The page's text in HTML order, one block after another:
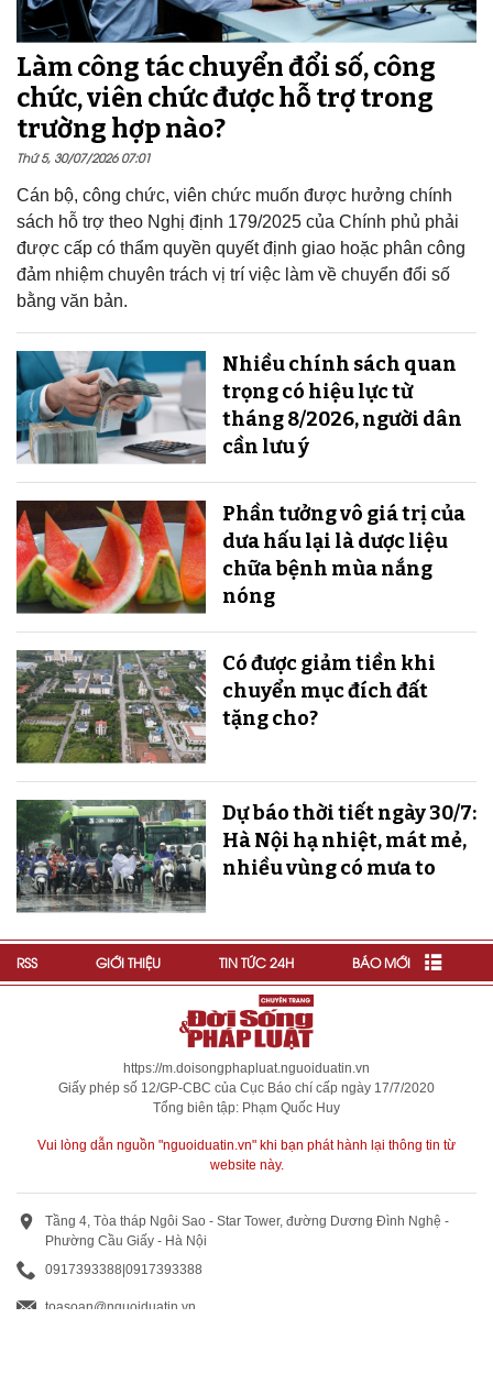
Làm công tác chuyển đổi số, công
chức, viên chức được hỗ trợ trong
trường hợp nào?
Thứ 5, 30/07/2026 07:01
Cán bộ, công chức, viên chức muốn được hưởng chính
sách hỗ trợ theo Nghị định 179/2025 của Chính phủ phải
được cấp có thẩm quyền quyết định giao hoặc phân công
đảm nhiệm chuyên trách vị trí việc làm về chuyển đổi số
bằng văn bản.
Nhiều chính sách quan
trọng có hiệu lực từ
tháng 8/2026, người dân
cần lưu ý
Phần tưởng vô giá trị của
dưa hấu lại là dược liệu
chữa bệnh mùa nắng
nóng
Có được giảm tiền khi
chuyển mục đích đất
tặng cho?
Dự báo thời tiết ngày 30/7:
Hà Nội hạ nhiệt, mát mẻ,
nhiều vùng có mưa to
RSS GIỚI THIỆU TIN TỨC 24H BÁO MỚI
https://m.doisongphapluat.nguoiduatin.vn
Giấy phép số 12/GP-CBC của Cục Báo chí cấp ngày 17/7/2020
Tổng biên tập: Phạm Quốc Huy
Vui lòng dẫn nguồn "nguoiduatin.vn" khi bạn phát hành lại thông tin từ
website này.
Tầng 4, Tòa tháp Ngôi Sao - Star Tower, đường Dương Đình Nghệ -
Phường Cầu Giấy - Hà Nội
0917393388|0917393388
toasoan@nguoiduatin.vn